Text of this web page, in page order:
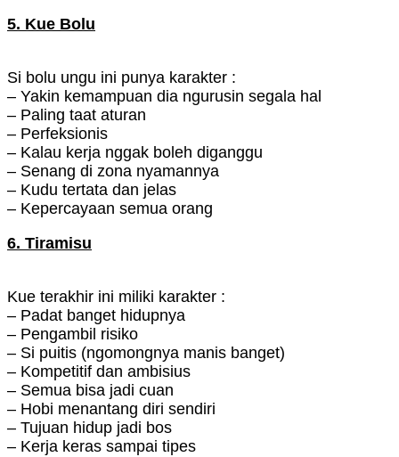
5. Kue Bolu
Si bolu ungu ini punya karakter :
– Yakin kemampuan dia ngurusin segala hal
– Paling taat aturan
– Perfeksionis
– Kalau kerja nggak boleh diganggu
– Senang di zona nyamannya
– Kudu tertata dan jelas
– Kepercayaan semua orang
6. Tiramisu
Kue terakhir ini miliki karakter :
– Padat banget hidupnya
– Pengambil risiko
– Si puitis (ngomongnya manis banget)
– Kompetitif dan ambisius
– Semua bisa jadi cuan
– Hobi menantang diri sendiri
– Tujuan hidup jadi bos
– Kerja keras sampai tipes